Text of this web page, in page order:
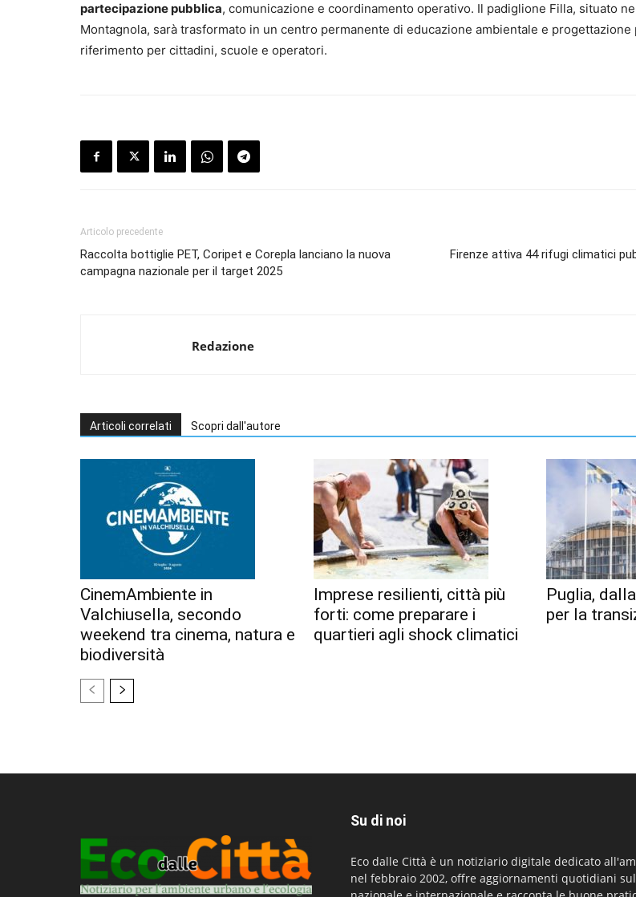
partecipazione pubblica, comunicazione e coordinamento operativo. Il padiglione Filla, situato
Montagnola, sarà trasformato in un centro permanente di educazione ambientale e
riferimento per cittadini, scuole e operatori.
Articolo precedente
Raccolta bottiglie PET, Coripet e Corepla lanciano la nuova
campagna nazionale per il target 2025
Firenze attiva 44 rifugi climatici
Redazione
Articoli correlati Scopri dall'autore
CinemAmbiente in
Valchiusella, secondo
weekend tra cinema, natura e
biodiversità
Imprese resilienti, città più
forti: come preparare i
quartieri agli shock climatici
Puglia,
per la
Su di noi
Eco dalle Città è un notiziario digitale dedicato
nel febbraio 2002, offre aggiornamenti quotidiani